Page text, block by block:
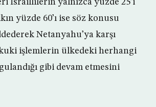
İsraillilerin yalnızca yüzde 25’i
yüzde 60’ı ise söz konusu
Netanyahu’ya karşı
işlemlerin ülkedeki herhangi
gibi devam etmesini